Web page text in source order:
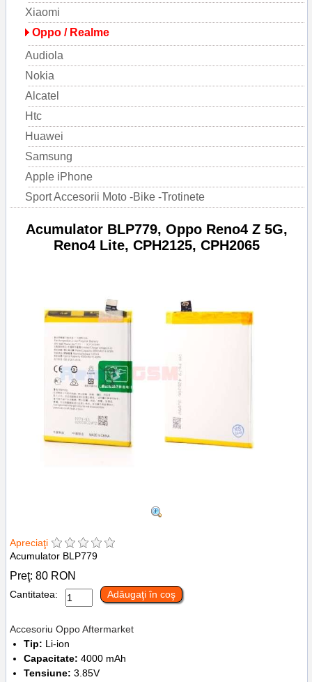
Xiaomi
Oppo / Realme
Audiola
Nokia
Alcatel
Htc
Huawei
Samsung
Apple iPhone
Sport Accesorii Moto -Bike -Trotinete
Acumulator BLP779, Oppo Reno4 Z 5G,
Reno4 Lite, CPH2125, CPH2065
Apreciaţi
Acumulator BLP779
Preţ: 80 RON
Cantitatea: Adăugaţi în coş
Accesoriu Oppo Aftermarket
Tip: Li-ion
Capacitate: 4000 mAh
Tensiune: 3.85V